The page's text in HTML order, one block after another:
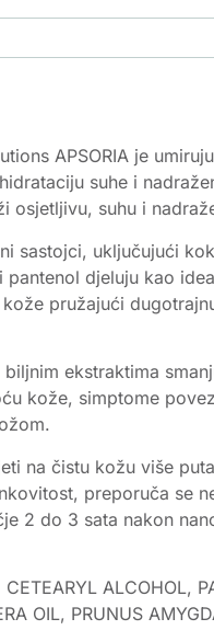
APSORIA je
suhe i
osjetljivu, suhu i
sastojci, uključujući
pantenol djeluju kao
pružajući
ekstraktima
kože, simptome
na čistu kožu više
preporuča se
2 do 3 sata nakon
ALCOHOL,
OIL, PRUNUS